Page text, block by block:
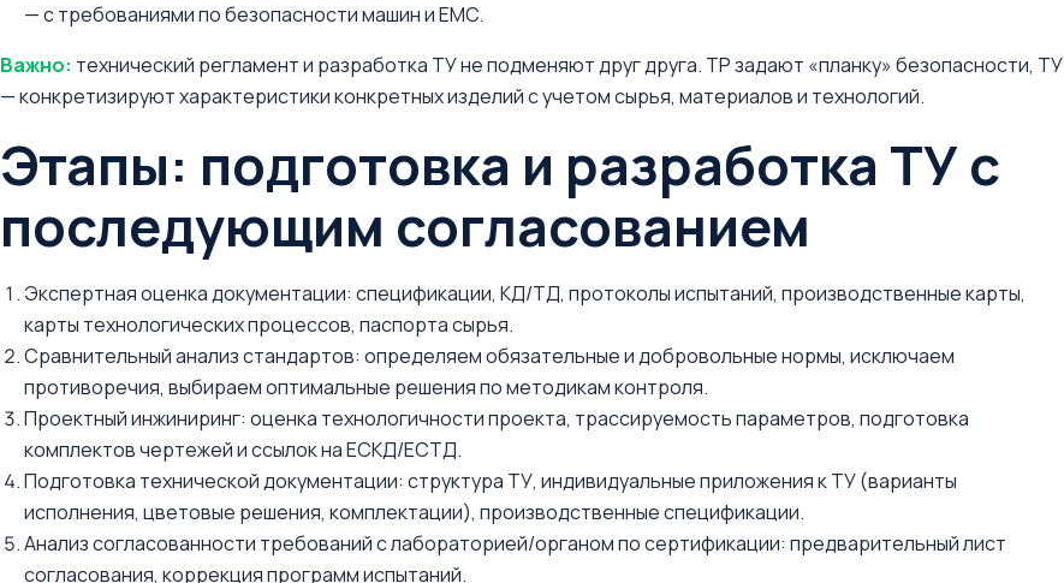
— с требованиями по безопасности машин и EMC.
Важно: технический регламент и разработка ТУ не подменяют друг друга. ТР задают «планку» безопасности, ТУ
— конкретизируют характеристики конкретных изделий с учетом сырья, материалов и технологий.
Этапы: подготовка и разработка ТУ с
последующим согласованием
Экспертная оценка документации: спецификации, KД/ТД, протоколы испытаний, производственные карты,
карты технологических процессов, паспорта сырья.
Сравнительный анализ стандартов: определяем обязательные и добровольные нормы, исключаем
противоречия, выбираем оптимальные решения по методикам контроля.
Проектный инжиниринг: оценка технологичности проекта, трассируемость параметров, подготовка
комплектов чертежей и ссылок на ЕСКД/ЕСТД.
Подготовка технической документации: структура ТУ, индивидуальные приложения к ТУ (варианты
исполнения, цветовые решения, комплектации), производственные спецификации.
Анализ согласованности требований с лабораторией/органом по сертификации: предварительный лист
согласования, коррекция программ испытаний.